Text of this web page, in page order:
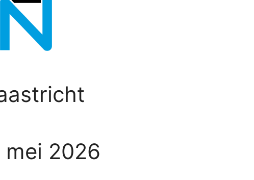
2026